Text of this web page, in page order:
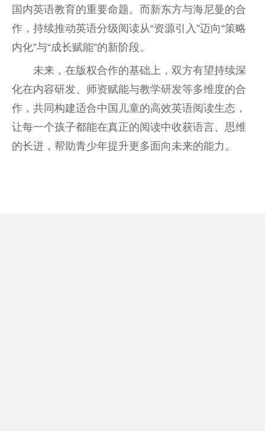
国内英语教育的重要命题。而新东方与海尼曼的合
作，持续推动英语分级阅读从“资源引入”迈向“策略
内化”与“成长赋能”的新阶段。
未来，在版权合作的基础上，双方有望持续深
化在内容研发、师资赋能与教学研发等多维度的合
作，共同构建适合中国儿童的高效英语阅读生态，
让每一个孩子都能在真正的阅读中收获语言、思维
的长进，帮助青少年提升更多面向未来的能力。